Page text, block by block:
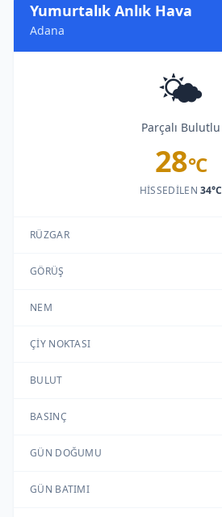
Yumurtalık Anlık Hava
Adana
🌤️
Parçalı Bulutlu
28°C
HISSEDILEN34°C
RÜZGAR
GÖRÜŞ
NEM
ÇIY NOKTASI
BULUT
BASINÇ
GÜN DOĞUMU
GÜN BATIMI